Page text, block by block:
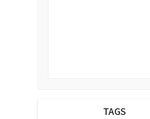
TAGS